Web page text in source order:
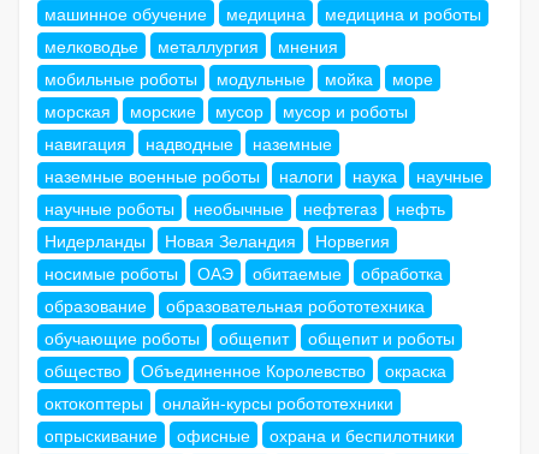
машинное обучение
медицина
медицина и роботы
мелководье
металлургия
мнения
мобильные роботы
модульные мойка
море
морская
морские мусор
мусор и роботы
навигация
надводные
наземные
наземные военные роботы
налоги наука
научные
научные роботы
необычные нефтегаз
нефть
Нидерланды
Новая Зеландия
Норвегия
носимые роботы
ОАЭ обитаемые
обработка
образование
образовательная робототехника
обучающие роботы
общепит
общепит и роботы
общество
Объединенное Королевство
окраска
октокоптеры
онлайн-курсы робототехники
опрыскивание
офисные
охрана и беспилотники